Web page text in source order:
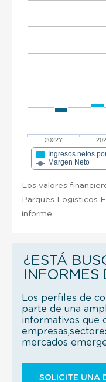
2022Y
Ingresos netos
Margen Neto
Los valores
Parques Logisticos
informe.
¿ESTÁ
INFORMES
Los perfiles de
parte de una
informativos que
mercados
SOLICITE UNA